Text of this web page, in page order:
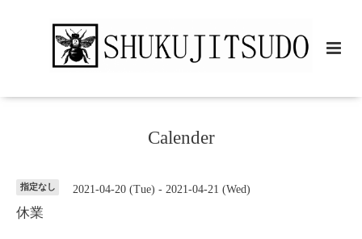
Calender
指定なし 2021-04-20 (Tue) - 2021-04-21 (Wed)
休業